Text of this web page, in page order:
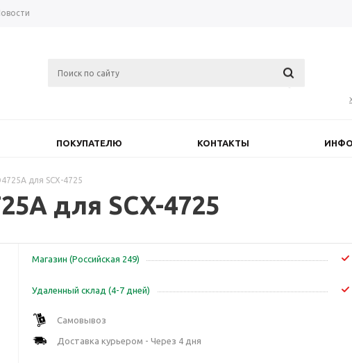
ПОКУПАТЕЛЮ КОНТАКТЫ
для SCX-4725
для SCX-4725
Магазин (Российская 249)
Удаленный склад (4-7 дней)
Самовывоз
Доставка курьером - Через 4 дня